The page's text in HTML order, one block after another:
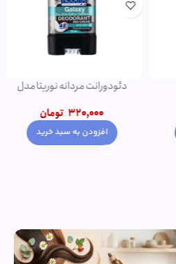
شامپو فورت اصل
تومان550,000 تومان
افزودن به سبد خرید